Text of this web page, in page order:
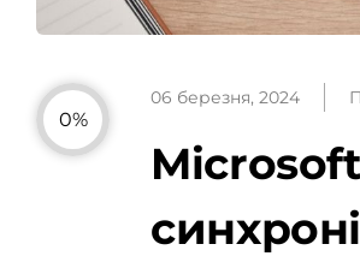
0%
06 березня, 2024